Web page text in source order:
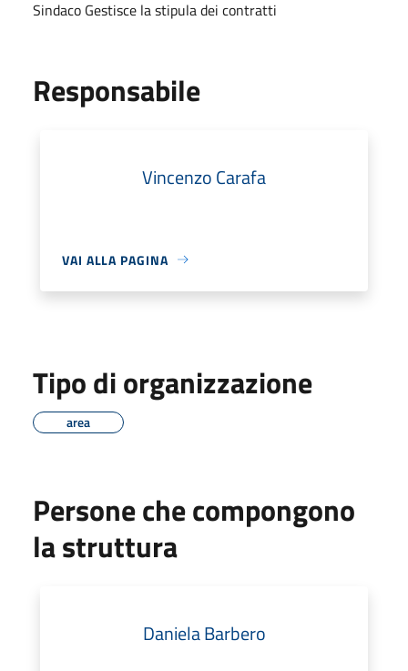
Sindaco Gestisce la stipula dei contratti
Responsabile
Vincenzo Carafa
VAI ALLA PAGINA
Tipo di organizzazione
area
Persone che compongono
la struttura
Daniela Barbero